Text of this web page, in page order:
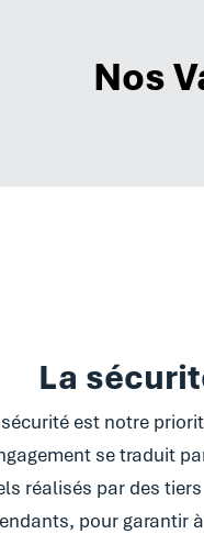
Nos
La
est notre
se traduit
réalisés par des tiers
pour garantir